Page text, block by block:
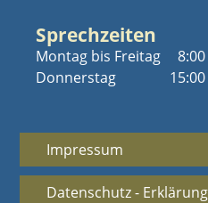
Sprechzeiten
Montag bis Freitag
Donnerstag
Impressum
Datenschutz - Erklärung